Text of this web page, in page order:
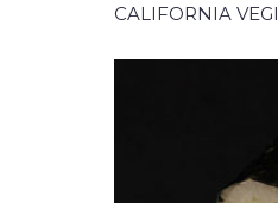
CALIFORNIA VEGI